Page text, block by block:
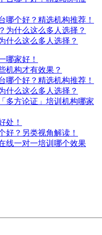
哪个好？精选机构推荐！
什么这么多人选择？
哪家好！
机构才有效果？
哪个好？精选机构推荐！
什么这么多人选择？
多方论证」培训机构哪家
处！
好？另类视角解读！
线一对一培训哪个效果